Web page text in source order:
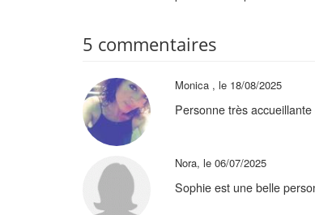
5 commentaires
Monica , le 18/08/2025
Personne très
Nora, le 06/07/2025
Sophie est une belle